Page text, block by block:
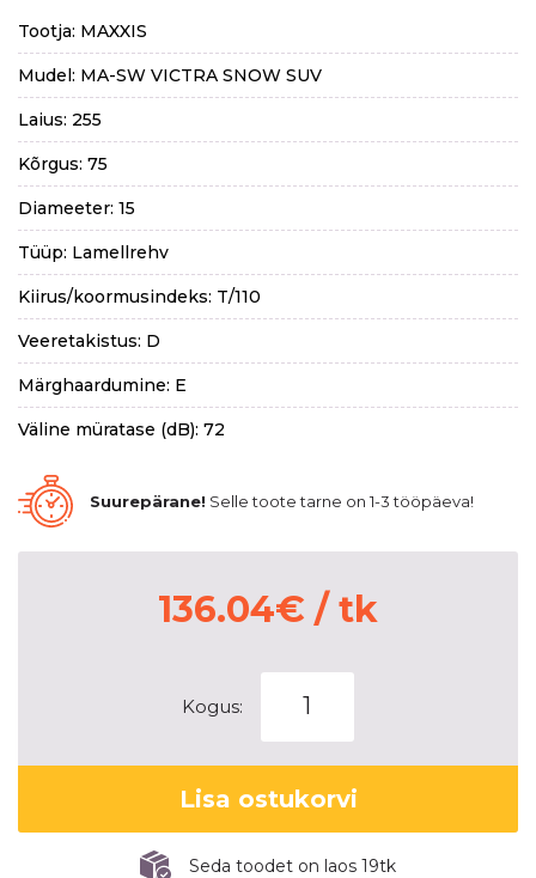
Tootja: MAXXIS
Mudel: MA-SW VICTRA SNOW SUV
Laius: 255
Kõrgus: 75
Diameeter: 15
Tüüp: Lamellrehv
Kiirus/koormusindeks: T/110
Veeretakistus: D
Märghaardumine: E
Väline müratase (dB): 72
Suurepärane! Selle toote tarne on 1-3 tööpäeva!
136.04€ / tk
Kogus:
SW
VICTRA
SNOW
SUV
kogus
Lisa ostukorvi
Seda toodet on laos 19tk